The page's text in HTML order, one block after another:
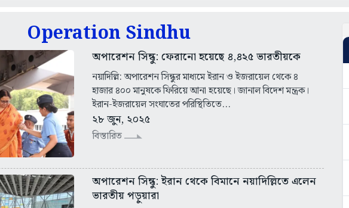
Operation Sindhu
অপারেশন সিন্ধু: ফেরানো হয়েছে ৪,৪২৫ ভারতীয়কে
নয়াদিল্লি: অপারেশন সিন্ধুর মাধ্যমে ইরান ও ইজরায়েল থেকে ৪
হাজার ৪০০ মানুষকে ফিরিয়ে আনা হয়েছে। জানাল বিদেশ মন্ত্রক।
ইরান-ইজরায়েল সংঘাতের পরিস্থিতিতে...
২৮ জুন, ২০২৫
বিস্তারিত
অপারেশন সিন্ধু: ইরান থেকে বিমানে নয়াদিল্লিতে এলেন
ভারতীয় পড়ুয়ারা